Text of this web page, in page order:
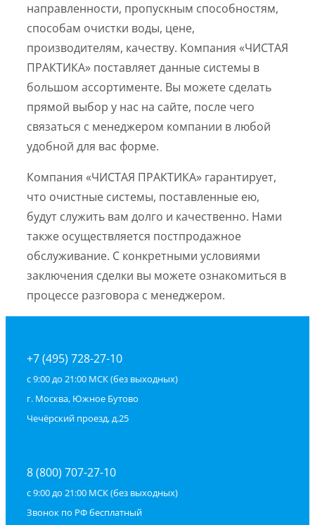
направленности, пропускным способностям,
способам очистки воды, цене,
производителям, качеству. Компания «ЧИСТАЯ
ПРАКТИКА» поставляет данные системы в
большом ассортименте. Вы можете сделать
прямой выбор у нас на сайте, после чего
связаться с менеджером компании в любой
удобной для вас форме.
Компания «ЧИСТАЯ ПРАКТИКА» гарантирует,
что очистные системы, поставленные ею,
будут служить вам долго и качественно. Нами
также осуществляется постпродажное
обслуживание. С конкретными условиями
заключения сделки вы можете ознакомиться в
процессе разговора с менеджером.
+7 (495) 728-27-10
с 9:00 до 21:00 МСК (без выходных)
г. Москва, Южное Бутово
Чечёрский проезд, д.25
8 (800) 707-27-10
с 9:00 до 21:00 МСК (без выходных)
Звонок по РФ бесплатный